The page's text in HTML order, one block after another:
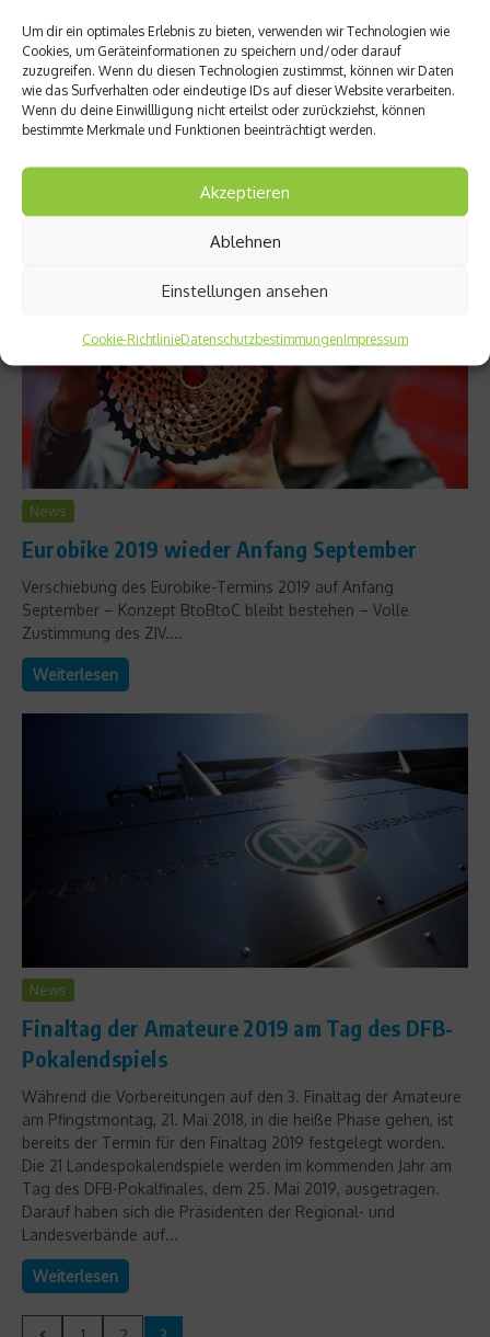
Um dir ein optimales Erlebnis zu bieten, verwenden wir Technologien wie
Cookies, um Geräteinformationen zu speichern und/oder darauf
zuzugreifen. Wenn du diesen Technologien zustimmst, können wir Daten
wie das Surfverhalten oder eindeutige IDs auf dieser Website verarbeiten.
Wenn du deine Einwillligung nicht erteilst oder zurückziehst, können
bestimmte Merkmale und Funktionen beeinträchtigt werden.
Akzeptieren
Ablehnen
Einstellungen ansehen
Cookie-RichtlinieDatenschutzbestimmungenImpressum
Der Ötzi Alpin Marathon 2019
Der Ötzi Alpin Marathon von Naturns bis auf dem Schnalstaler
Gletscher ist wieder da. Die 16. Auflage findet am 27. April 2019
statt, die Teilnahme ist als Team oder als Einzelteilnehmer
möglich. Zurückgelegt werden 24,2 Km mit dem MTB, 11,3 Km
News
Eurobike 2019 wieder Anfang September
Verschiebung des Eurobike-Termins 2019 auf Anfang
September – Konzept BtoBtoC bleibt bestehen – Volle
Zustimmung des ZIV....
Weiterlesen
News
Finaltag der Amateure 2019 am Tag des DFB-
Pokalendspiels
Während die Vorbereitungen auf den 3. Finaltag der Amateure
am Pfingstmontag, 21. Mai 2018, in die heiße Phase gehen, ist
bereits der Termin für den Finaltag 2019 festgelegt worden.
Die 21 Landespokalendspiele werden im kommenden Jahr am
Tag des DFB-Pokalfinales, dem 25. Mai 2019, ausgetragen.
Darauf haben sich die Präsidenten der Regional- und
Landesverbände auf...
Weiterlesen